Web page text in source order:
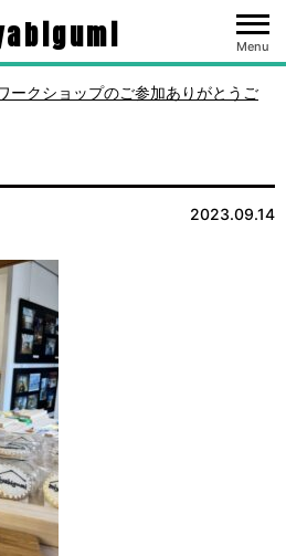
Menu
ークショップのご参加ありがとうご
2023.09.14